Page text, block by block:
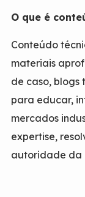
O que é
Conteúdo
materiais
de caso, blogs
para educar,
mercados
expertise,
autoridade da